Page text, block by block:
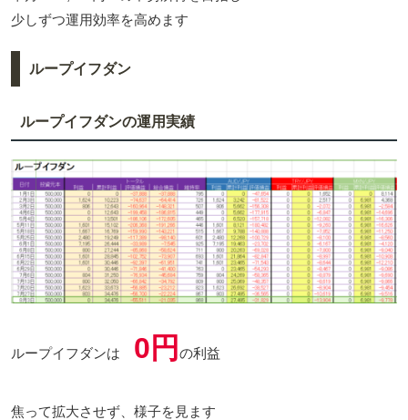
少しずつ運用効率を高めます
ループイフダン
ループイフダンの運用実績
ループイフダンは 0円 の利益
焦って拡大させず、様子を見ます